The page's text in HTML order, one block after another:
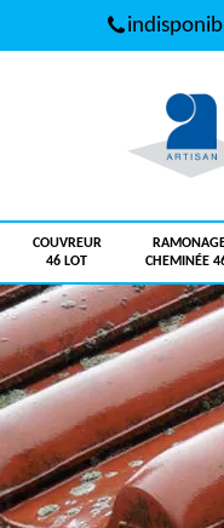
COUVREUR
46 LOT
CHEMINÉE